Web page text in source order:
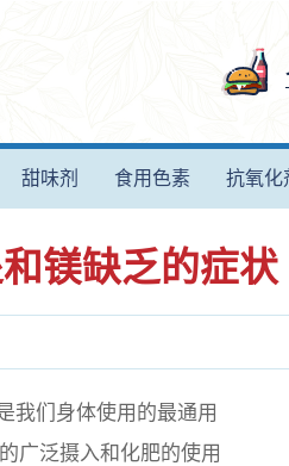
甜味剂 食用色素 抗氧化
镁缺乏的症状
我们身体使用的最通用
广泛摄入和化肥的使用